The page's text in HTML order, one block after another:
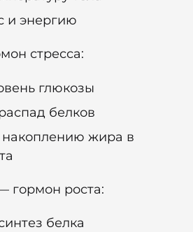
и энергию
стресса:
глюкозы
белков
накоплению жира в
гормон роста:
белка